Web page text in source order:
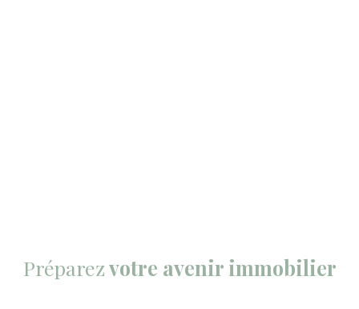
Préparezvotre avenir immobilier